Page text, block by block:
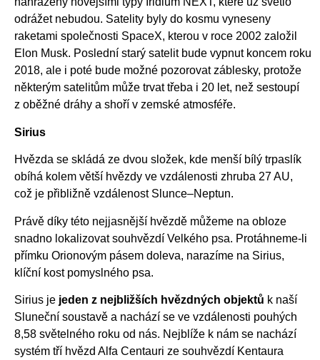
odrážet nebudou. Satelity byly do kosmu vyneseny
raketami společnosti SpaceX, kterou v roce 2002 založil
Elon Musk. Poslední starý satelit bude vypnut koncem roku
2018, ale i poté bude možné pozorovat záblesky, protože
některým satelitům může trvat třeba i 20 let, než sestoupí
z oběžné dráhy a shoří v zemské atmosféře.
Sirius
Hvězda se skládá ze dvou složek, kde menší bílý trpaslík
obíhá kolem větší hvězdy ve vzdálenosti zhruba 27 AU,
což je přibližně vzdálenost Slunce–Neptun.
Právě díky této nejjasnější hvězdě můžeme na obloze
snadno lokalizovat souhvězdí Velkého psa. Protáhneme-li
přímku Orionovým pásem doleva, narazíme na Sirius,
klíční kost pomyslného psa.
Sirius je jeden z nejbližších hvězdných objektů k naší
Sluneční soustavě a nachází se ve vzdálenosti pouhých
8,58 světelného roku od nás. Nejblíže k nám se nachází
systém tří hvězd Alfa Centauri ze souhvězdí Kentaura